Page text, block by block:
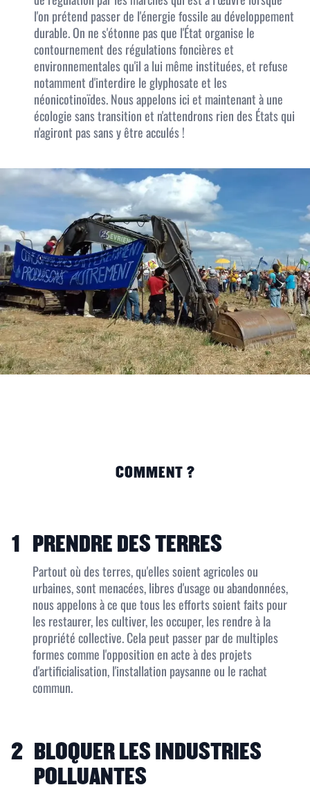
l'on prétend passer de l'énergie fossile au développement
durable. On ne s'étonne pas que l'État organise le
contournement des régulations foncières et
environnementales qu'il a lui même instituées, et refuse
notamment d'interdire le glyphosate et les
néonicotinoïdes. Nous appelons ici et maintenant à une
écologie sans transition et n'attendrons rien des États qui
n'agiront pas sans y être acculés !
COMMENT ?
1 PRENDRE DES TERRES
Partout où des terres, qu'elles soient agricoles ou
urbaines, sont menacées, libres d'usage ou abandonnées,
nous appelons à ce que tous les efforts soient faits pour
les restaurer, les cultiver, les occuper, les rendre à la
propriété collective. Cela peut passer par de multiples
formes comme l'opposition en acte à des projets
d'artificialisation, l'installation paysanne ou le rachat
commun.
2 BLOQUER LES INDUSTRIES
POLLUANTES